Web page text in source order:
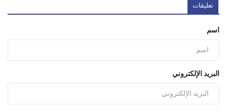
تعليقات
اسم
البريد الإلكتروني